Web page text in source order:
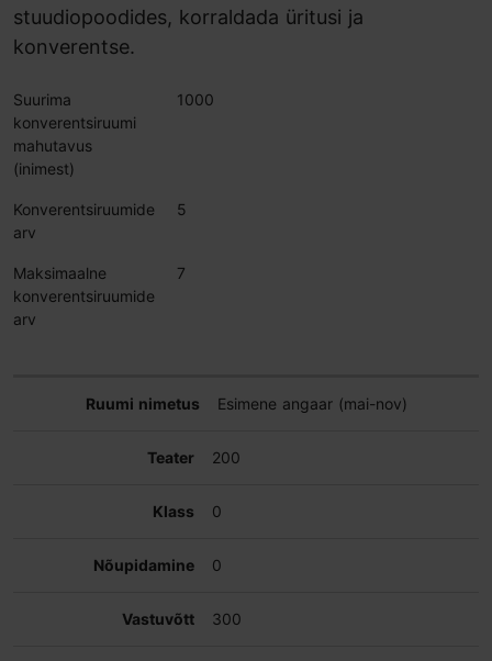
stuudiopoodides, korraldada üritusi ja
konverentse.
Suurima
konverentsiruumi
mahutavus
(inimest)
1000
Konverentsiruumide
arv
5
Maksimaalne
konverentsiruumide
arv
7
Esimene angaar (mai-nov)
200
0
0
300